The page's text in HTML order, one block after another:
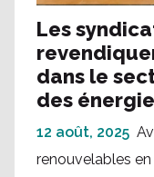
Les
dans le
des
12 août, 2025
renouvelables